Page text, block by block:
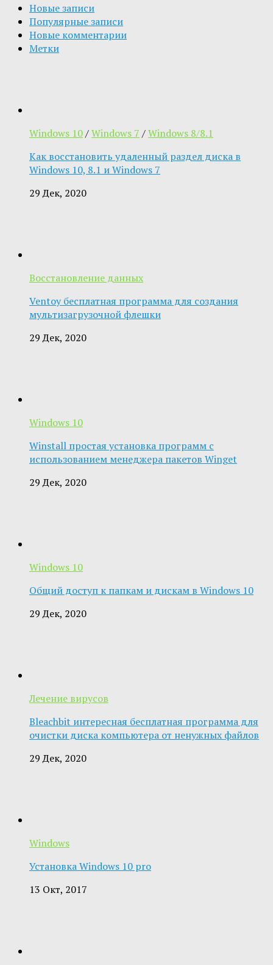
Новые записи
Популярные записи
Новые комментарии
Метки
Windows 10/Windows 7 /Windows 8/8.1
Как восстановить удаленный раздел диска в
Windows 10, 8.1 и Windows 7
29 Дек, 2020
Восстановление данных
Ventoy бесплатная программа для создания
мультизагрузочной флешки
29 Дек, 2020
Windows 10
Winstall простая установка программ с
использованием менеджера пакетов Winget
29 Дек, 2020
Windows 10
Общий доступ к папкам и дискам в Windows 10
29 Дек, 2020
Лечение вирусов
Bleachbit интересная бесплатная программа для
очистки диска компьютера от ненужных файлов
29 Дек, 2020
Windows
Установка Windows 10 pro
13 Окт, 2017